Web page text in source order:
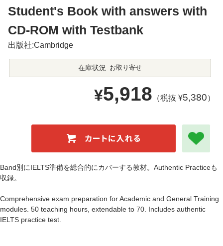
Student's Book with answers with
CD-ROM with Testbank
出版社:Cambridge
在庫状況 お取り寄せ
¥5,918 （税抜 ¥5,380）
Band別にIELTS準備を総合的にカバーする教材。Authentic Practiceも
収録。
Comprehensive exam preparation for Academic and General Training
modules. 50 teaching hours, extendable to 70. Includes authentic
IELTS practice test.